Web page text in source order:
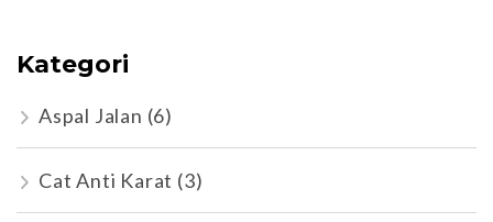
Kategori
Aspal Jalan (6)
Cat Anti Karat (3)